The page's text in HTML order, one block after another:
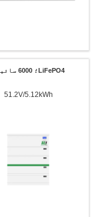
LiFePO4؛ 6000 سائیکل
51.2V/5.12kWh